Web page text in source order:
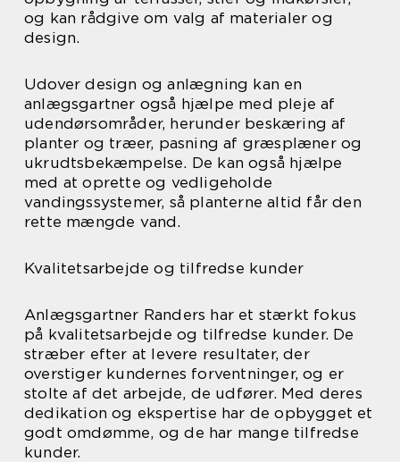
og kan rådgive om valg af materialer og
design.
Udover design og anlægning kan en
anlægsgartner også hjælpe med pleje af
udendørsområder, herunder beskæring af
planter og træer, pasning af græsplæner og
ukrudtsbekæmpelse. De kan også hjælpe
med at oprette og vedligeholde
vandingssystemer, så planterne altid får den
rette mængde vand.
Kvalitetsarbejde og tilfredse kunder
Anlægsgartner Randers har et stærkt fokus
på kvalitetsarbejde og tilfredse kunder. De
stræber efter at levere resultater, der
overstiger kundernes forventninger, og er
stolte af det arbejde, de udfører. Med deres
dedikation og ekspertise har de opbygget et
godt omdømme, og de har mange tilfredse
kunder.